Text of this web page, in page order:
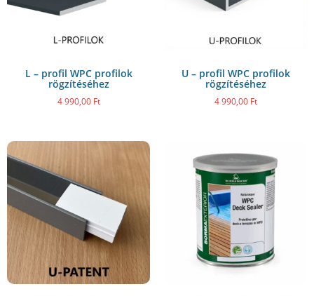
L – profil WPC profilok
rögzítéséhez
4 990,00 Ft
U – profil WPC profilok
rögzítéséhez
4 990,00 Ft